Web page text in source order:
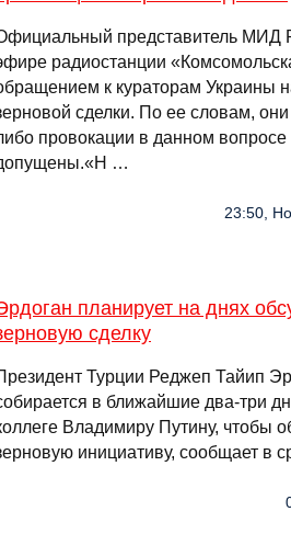
представитель МИД
радиостанции
к кураторам Украины
сделки. По ее словам,
провокации в данном
…
23:50,
планирует на днях
сделку
Турции Реджеп Тайип
в ближайшие два-три
Владимиру Путину, чтобы
инициативу, сообщает в